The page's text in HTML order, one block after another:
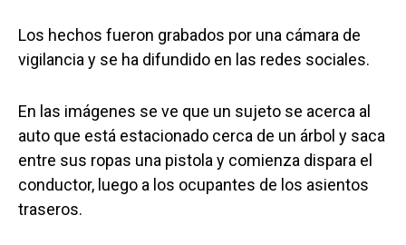
Los hechos fueron grabados por una cámara de
vigilancia y se ha difundido en las redes sociales.
En las imágenes se ve que un sujeto se acerca al
auto que está estacionado cerca de un árbol y saca
entre sus ropas una pistola y comienza dispara el
conductor, luego a los ocupantes de los asientos
traseros.